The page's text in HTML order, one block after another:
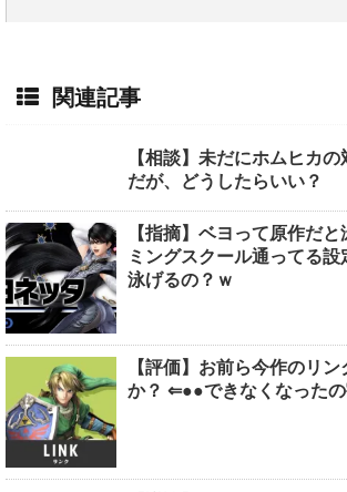
関連記事
【相談】未だにホムヒカ
だが、どうしたらいい？
【指摘】ベヨって原作だ
ミングスクール通ってる
泳げるの？ｗ
【評価】お前ら今作のリ
か？ ⇐●●できなくなった